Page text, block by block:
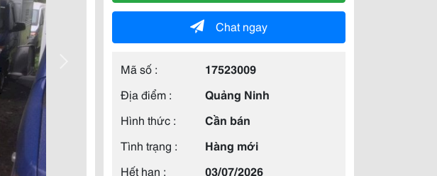
Chat ngay
Mã số :
17523009
Địa điểm :
Quảng Ninh
Hình thức :
Cần bán
Tình trạng :
Hàng mới
Hết hạn :
03/07/2026